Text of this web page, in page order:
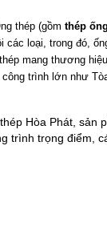
thép (gồmthép
các loại, trong đó,
mang thương
trình lớn như
Hòa Phát, sản
trình trọng điểm,